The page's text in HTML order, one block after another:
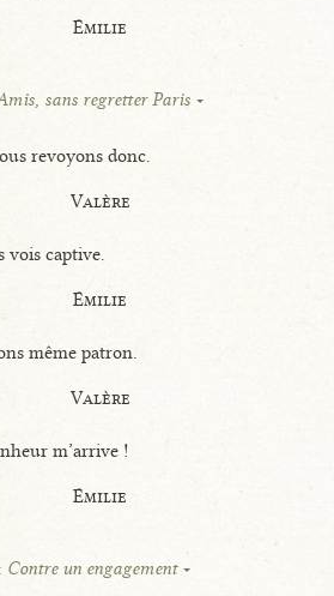
Émilie
sans regretter Paris
revoyons donc.
Valère
vois captive.
Émilie
même patron.
Valère
m’arrive !
Émilie
Contre un engagement